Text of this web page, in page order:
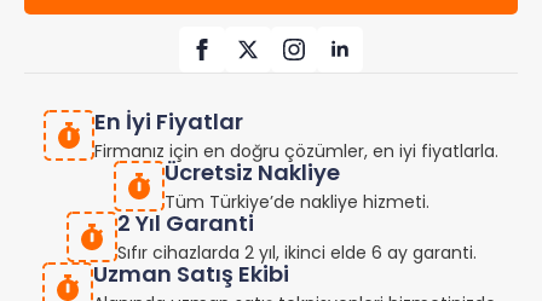
En İyi Fiyatlar
Firmanız için en doğru çözümler, en iyi fiyatlarla.
Ücretsiz Nakliye
Tüm Türkiye’de nakliye hizmeti.
2 Yıl Garanti
Sıfır cihazlarda 2 yıl, ikinci elde 6 ay garanti.
Uzman Satış Ekibi